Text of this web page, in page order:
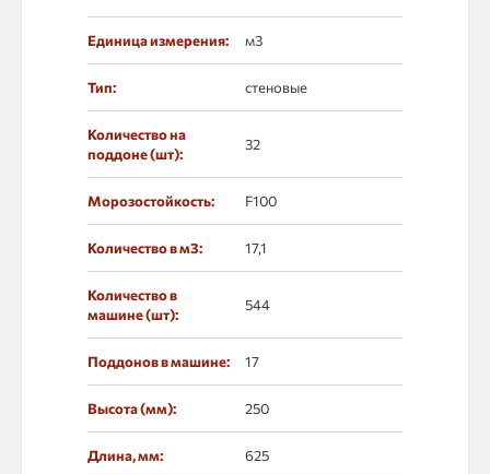
Единица измерения: м3
Тип: стеновые
Количество на
поддоне (шт):
32
Морозостойкость: F100
Количество в м3: 17,1
Количество в
машине (шт):
544
Поддонов в машине: 17
Высота (мм): 250
Длина, мм: 625